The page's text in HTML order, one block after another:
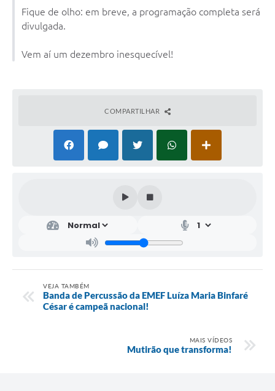
Fique de olho: em breve, a programação completa será
divulgada.
Vem aí um dezembro inesquecível!
COMPARTILHAR
VEJA TAMBÉM
Banda de Percussão da EMEF Luíza Maria Binfaré
César é campeã nacional!
MAIS VÍDEOS
Mutirão que transforma!